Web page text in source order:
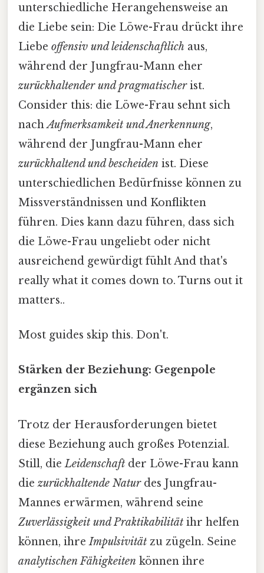
unterschiedliche Herangehensweise an
die Liebe sein: Die Löwe-Frau drückt ihre
Liebe offensiv und leidenschaftlich aus,
während der Jungfrau-Mann eher
zurückhaltender und pragmatischerist.
Consider this: die Löwe-Frau sehnt sich
nachAufmerksamkeit und Anerkennung,
während der Jungfrau-Mann eher
zurückhaltend und bescheiden ist. Diese
unterschiedlichen Bedürfnisse können zu
Missverständnissen und Konflikten
führen. Dies kann dazu führen, dass sich
die Löwe-Frau ungeliebt oder nicht
ausreichend gewürdigt fühlt And that's
really what it comes down to. Turns out it
matters..
Most guides skip this. Don't.
Stärken der Beziehung: Gegenpole
ergänzen sich
Trotz der Herausforderungen bietet
diese Beziehung auch großes Potenzial.
Still, dieLeidenschaft der Löwe-Frau kann
die zurückhaltende Naturdes Jungfrau-
Mannes erwärmen, während seine
Zuverlässigkeit und Praktikabilität ihr helfen
können, ihreImpulsivität zu zügeln. Seine
analytischen Fähigkeiten können ihre